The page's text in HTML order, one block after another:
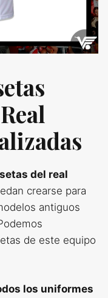
del real
crearse para
antiguos
de este equipo
los uniformes